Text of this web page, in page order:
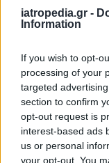
iatropedia.gr -
Information
If you wish to opt-
processing of your
targeted
section to confirm
opt-out request is
interest-based ads
us or personal
your opt-out. You
ιδιοκτήτη του
είχαν
Παράλληλα,
χρήση
στην ταχύτερη
που λέγεται
μοιράζονταν